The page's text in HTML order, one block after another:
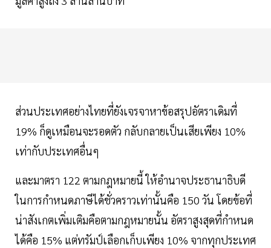
ส่วนประเทศอย่างไทยที่ยังเจรจาหาข้อสรุปอัตราเดิมที่
19% ก็ดูเหมือนจะรอดตัว กลับกลายเป็นเสียเพียง 10%
เท่ากับประเทศอื่นๆ
และมาตรา 122 ตามกฎหมายนี้ ให้อำนาจประธานาธิบดี
ในการกำหนดภาษีได้ชั่วคราวเท่านั้นคือ 150 วัน โดยข้อที่
น่าสังเกตเพิ่มเติมคือตามกฎหมายนั้น อัตราสูงสุดที่กำหนด
ได้คือ 15% แต่ทรัมป์เลือกเก็บเพียง 10% จากทุกประเทศ